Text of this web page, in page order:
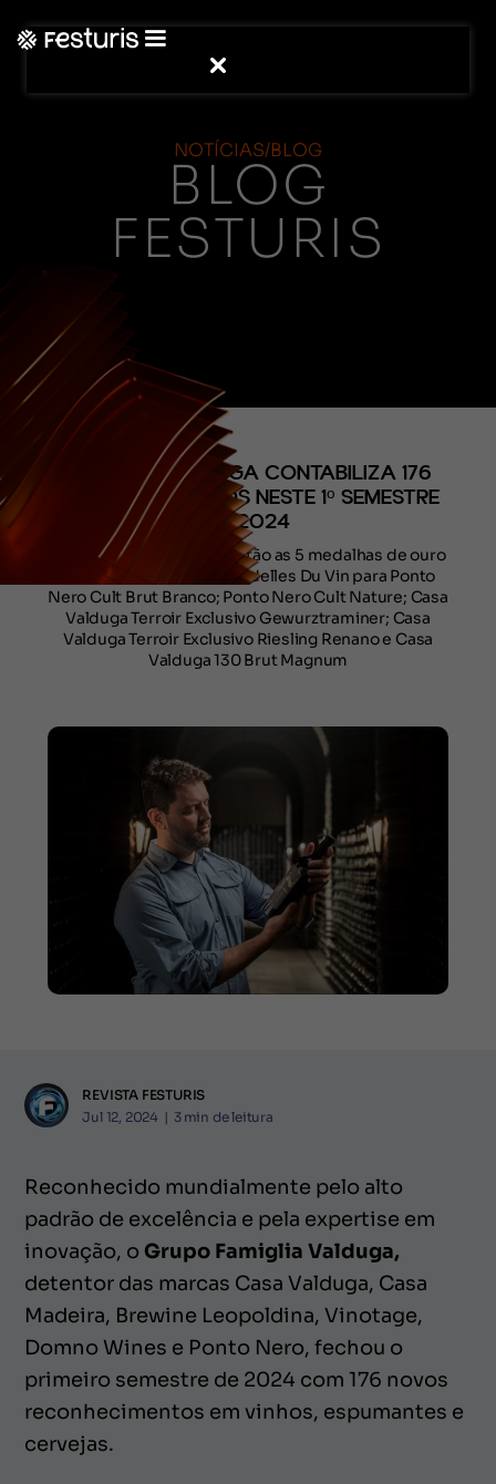
NOTÍCIAS/BLOG
BLOG
FESTURIS
(CONTEÚDO)
FAMIGLIA VALDUGA CONTABILIZA 176
RECONHECIMENTOS NESTE 1ᵒ SEMESTRE
DE 2024
Entre os mais recentes estão as 5 medalhas de ouro
no concurso francês Citadelles Du Vin para Ponto
Nero Cult Brut Branco; Ponto Nero Cult Nature; Casa
Valduga Terroir Exclusivo Gewurztraminer; Casa
Valduga Terroir Exclusivo Riesling Renano e Casa
Valduga 130 Brut Magnum
REVISTA FESTURIS
Jul 12, 2024 | 3 min de leitura
Reconhecido mundialmente pelo alto
padrão de excelência e pela expertise em
inovação, o Grupo Famiglia Valduga,
detentor das marcas Casa Valduga, Casa
Madeira, Brewine Leopoldina, Vinotage,
Domno Wines e Ponto Nero, fechou o
primeiro semestre de 2024 com 176 novos
reconhecimentos em vinhos, espumantes e
cervejas.